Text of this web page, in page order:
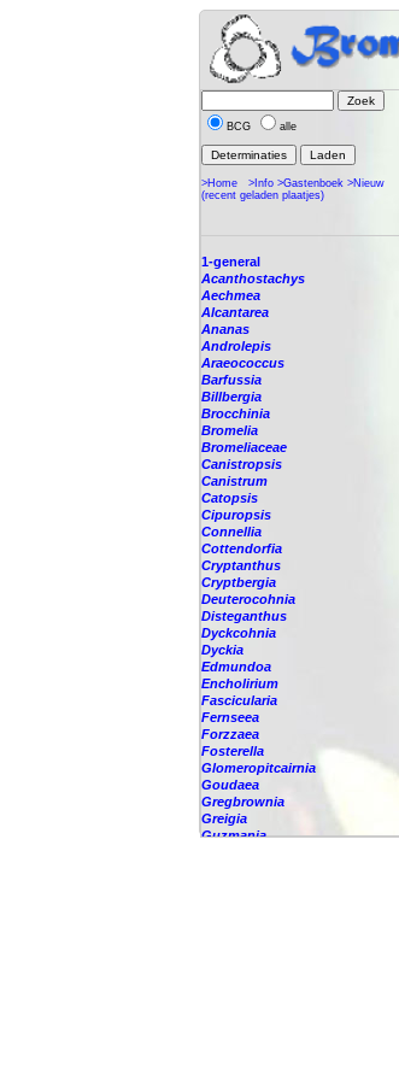
BCG alle
>Home >Info >Gastenboek >Nieuw
(recent geladen plaatjes)
1-general
Acanthostachys
Aechmea
Alcantarea
Ananas
Androlepis
Araeococcus
Barfussia
Billbergia
Brocchinia
Bromelia
Bromeliaceae
Canistropsis
Canistrum
Catopsis
Cipuropsis
Connellia
Cottendorfia
Cryptanthus
Cryptbergia
Deuterocohnia
Disteganthus
Dyckcohnia
Dyckia
Edmundoa
Encholirium
Fascicularia
Fernseea
Forzzaea
Fosterella
Glomeropitcairnia
Goudaea
Gregbrownia
Greigia
Guzmania